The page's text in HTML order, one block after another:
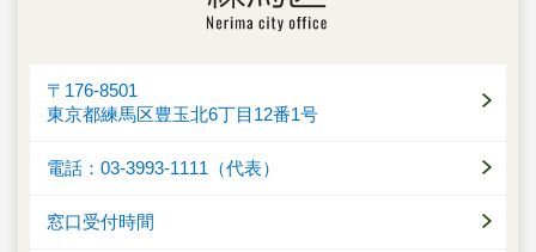
〒176-8501
東京都練馬区豊玉北6丁目12番1号
電話：03-3993-1111（代表）
窓口受付時間